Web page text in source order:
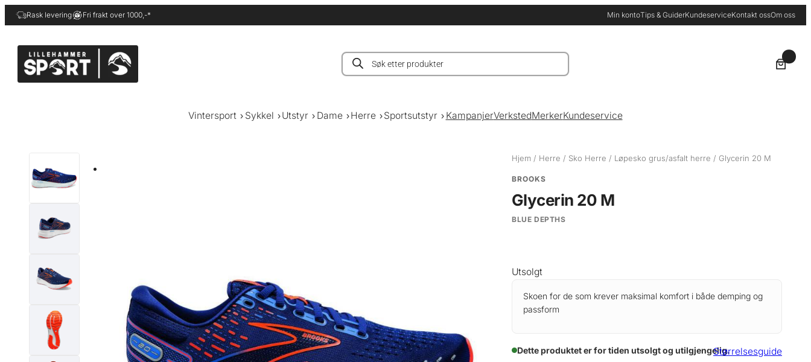
Hopp
til
Rask levering Fri frakt over 1000,-* Min kontoTips & GuiderKundeserviceKontakt ossOm oss
Products
search
Vintersport Sykkel Utstyr Dame Herre Sportsutstyr KampanjerVerkstedMerkerKundeservice
Hjem / Herre / Sko Herre / Løpesko grus/asfalt herre / Glycerin 20 M
BROOKS
Glycerin 20 M
BLUE DEPTHS
Utsolgt
Skoen for de som krever maksimal komfort i både demping og
passform
Størrelsesguide
Dette produktet er for tiden utsolgt og utilgjengelig.